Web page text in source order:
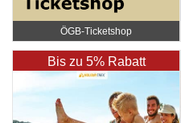
ÖGB-Ticketshop
Bis zu 5% Rabatt